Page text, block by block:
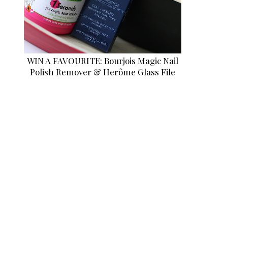
WIN A FAVOURITE: Bourjois Magic Nail
Polish Remover & Herôme Glass File